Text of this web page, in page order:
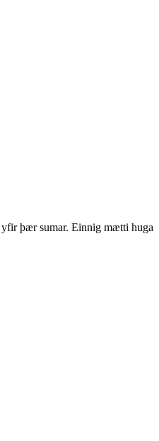
þær sumar. Einnig mætti huga